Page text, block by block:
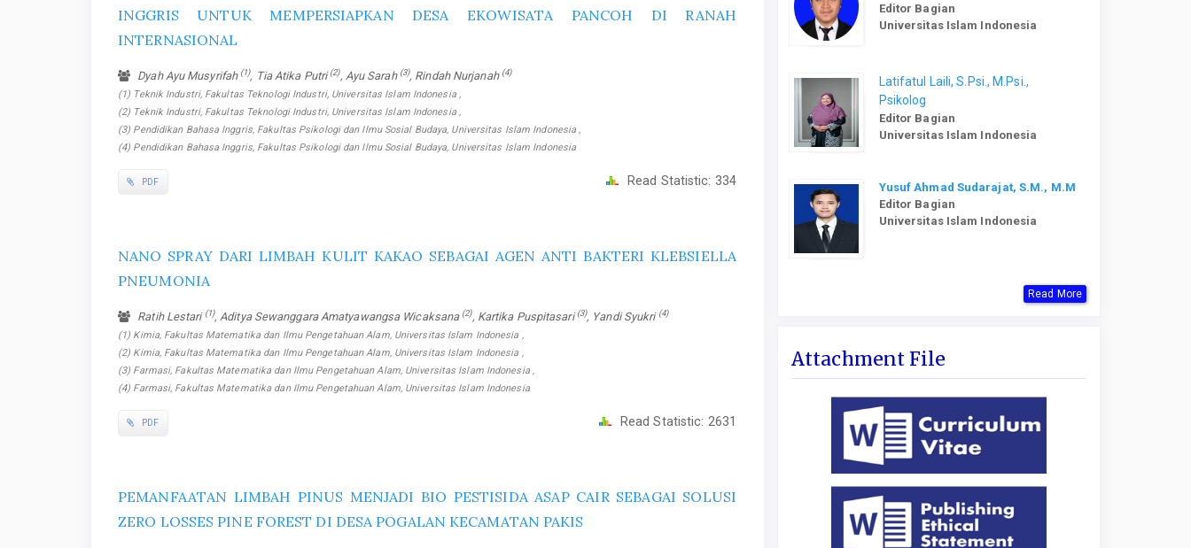
INGGRIS UNTUK MEMPERSIAPKAN DESA EKOWISATA PANCOH DI RANAH
INTERNASIONAL
Dyah Ayu Musyrifah (1), Tia Atika Putri(2), Ayu Sarah (3), Rindah Nurjanah (4)
(1) Teknik Industri, Fakultas Teknologi Industri, Universitas Islam Indonesia ,
(2) Teknik Industri, Fakultas Teknologi Industri, Universitas Islam Indonesia ,
(3) Pendidikan Bahasa Inggris, Fakultas Psikologi dan Ilmu Sosial Budaya, Universitas Islam Indonesia ,
(4) Pendidikan Bahasa Inggris, Fakultas Psikologi dan Ilmu Sosial Budaya, Universitas Islam Indonesia
PDF Read Statistic: 334
NANO SPRAY DARI LIMBAH KULIT KAKAO SEBAGAI AGEN ANTI BAKTERI KLEBSIELLA
PNEUMONIA
Ratih Lestari (1), Aditya Sewanggara Amatyawangsa Wicaksana (2), Kartika Puspitasari(3), Yandi Syukri (4)
(1) Kimia, Fakultas Matematika dan Ilmu Pengetahuan Alam, Universitas Islam Indonesia ,
(2) Kimia, Fakultas Matematika dan Ilmu Pengetahuan Alam, Universitas Islam Indonesia ,
(3) Farmasi, Fakultas Matematika dan Ilmu Pengetahuan Alam, Universitas Islam Indonesia ,
(4) Farmasi, Fakultas Matematika dan Ilmu Pengetahuan Alam, Universitas Islam Indonesia
PDF Read Statistic: 2631
PEMANFAATAN LIMBAH PINUS MENJADI BIO PESTISIDA ASAP CAIR SEBAGAI SOLUSI
ZERO LOSSES PINE FOREST DI DESA POGALAN KECAMATAN PAKIS
Editor Bagian
Universitas Islam Indonesia
Latifatul Laili, S.Psi., M.Psi.,
Psikolog
Editor Bagian
Universitas Islam Indonesia
Yusuf Ahmad Sudarajat, S.M., M.M
Editor Bagian
Universitas Islam Indonesia
Read More
Attachment File